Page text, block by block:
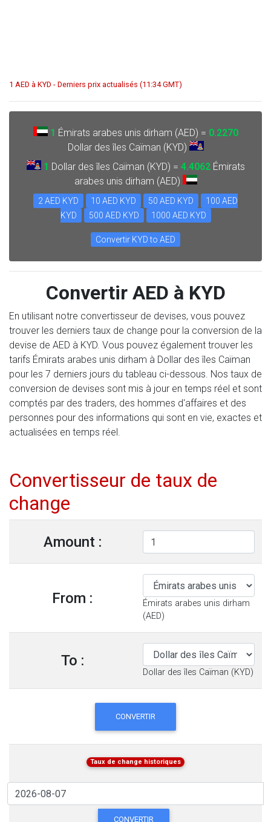
1 AED à KYD - Derniers prix actualisés (11:34 GMT)
1 Émirats arabes unis dirham (AED) = 0.2270
Dollar des îles Caïman (KYD)
1 Dollar des îles Caïman (KYD) = 4.4062Émirats
arabes unis dirham (AED)
2 AED KYD 10 AED KYD 50 AED KYD
100 AED
KYD
500 AED KYD 1000 AED KYD
Convertir KYD to AED
Convertir AED à KYD
En utilisant notre convertisseur de devises, vous pouvez
trouver les derniers taux de change pour la conversion de la
devise de AED à KYD. Vous pouvez également trouver les
tarifs Émirats arabes unis dirham à Dollar des îles Caïman
pour les 7 derniers jours du tableau ci-dessous. Nos taux de
conversion de devises sont mis à jour en temps réel et sont
comptés par des traders, des hommes d'affaires et des
personnes pour des informations qui sont en vie, exactes et
actualisées en temps réel.
Convertisseur de taux de
change
Amount :
From :
Émirats arabes unis dirham
(AED)
To :
Dollar des îles Caïman (KYD)
CONVERTIR
Taux de change historiques
CONVERTIR